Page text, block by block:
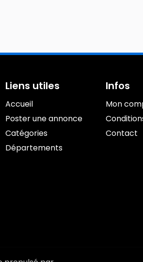
Liens utiles
Accueil
Poster une annonce
Catégories
Départements
Infos
Mon
Contact